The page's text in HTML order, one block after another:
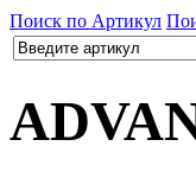
Поиск по Артикул